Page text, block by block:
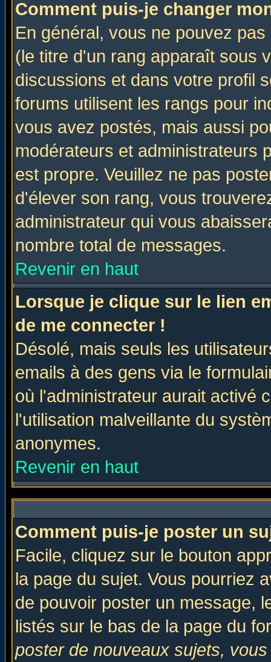
Comment puis-je changer
En général, vous ne pouvez
(le titre d'un rang apparaît sous
discussions et dans votre profil
forums utilisent les rangs pour
vous avez postés, mais aussi
modérateurs et administrateurs
est propre. Veuillez ne pas
d'élever son rang, vous
administrateur qui vous
nombre total de messages.
Revenir en haut
Lorsque je clique sur le lien
de me connecter !
Désolé, mais seuls les
emails à des gens via le
où l'administrateur aurait activé
l'utilisation malveillante du
anonymes.
Revenir en haut
Comment puis-je poster un
Facile, cliquez sur le bouton
la page du sujet. Vous pourriez
de pouvoir poster un message,
listés sur le bas de la page du
poster de nouveaux sujets,